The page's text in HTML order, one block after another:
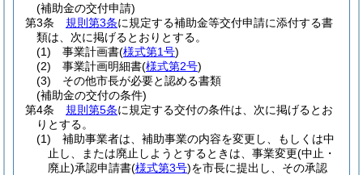
(補助金の交付申請)
第3条
規則第3条に規定する補助金等交付申請に添付する書
類は、次に掲げるとおりとする。
(1)
事業計画書(様式第1号)
(2)
事業計画明細書(様式第2号)
(3)
その他市長が必要と認める書類
(補助金の交付の条件)
第4条
規則第5条に規定する交付の条件は、次に掲げるとお
りとする。
(1)
補助事業者は、補助事業の内容を変更し、もしくは中
止し、または廃止しようとするときは、事業変更(中止・
廃止)承認申請書(様式第3号)を市長に提出し、その承認